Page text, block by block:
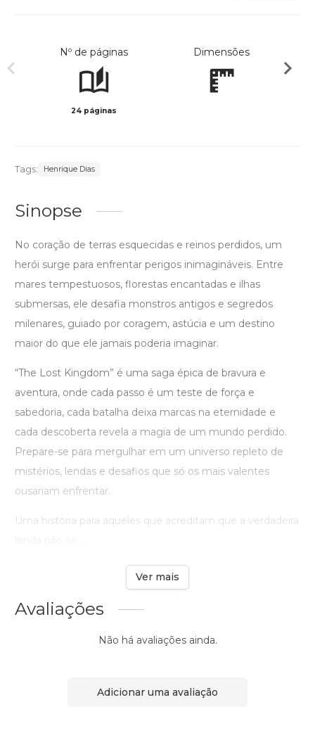
Nº de páginas
24 páginas
Dimensões
Tags: Henrique Dias
Sinopse
No coração de terras esquecidas e reinos perdidos, um
herói surge para enfrentar perigos inimagináveis. Entre
mares tempestuosos, florestas encantadas e ilhas
submersas, ele desafia monstros antigos e segredos
milenares, guiado por coragem, astúcia e um destino
maior do que ele jamais poderia imaginar.
“The Lost Kingdom” é uma saga épica de bravura e
aventura, onde cada passo é um teste de força e
sabedoria, cada batalha deixa marcas na eternidade e
cada descoberta revela a magia de um mundo perdido.
Prepare-se para mergulhar em um universo repleto de
mistérios, lendas e desafios que só os mais valentes
ousariam enfrentar.
Uma história para aqueles que acreditam que a verdadeira
Ver mais
Avaliações
Não há avaliações ainda.
Adicionar uma avaliação